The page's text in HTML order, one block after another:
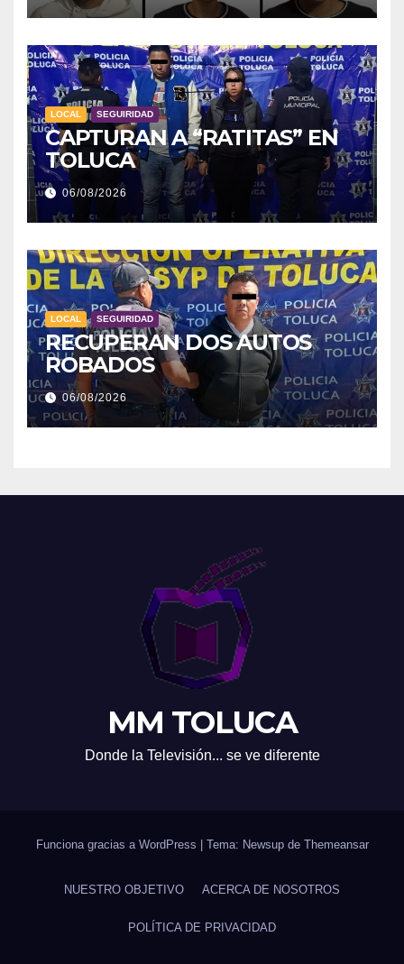
LOCAL SEGUIRIDAD
CAPTURAN A “RATITAS” EN
TOLUCA
06/08/2026
LOCAL SEGUIRIDAD
RECUPERAN DOS AUTOS
ROBADOS
06/08/2026
MM TOLUCA
Donde la Televisión... se ve diferente
Funciona gracias a WordPress Tema: Newsup de Themeansar
NUESTRO OBJETIVO ACERCA DE NOSOTROS
POLÍTICA DE PRIVACIDAD